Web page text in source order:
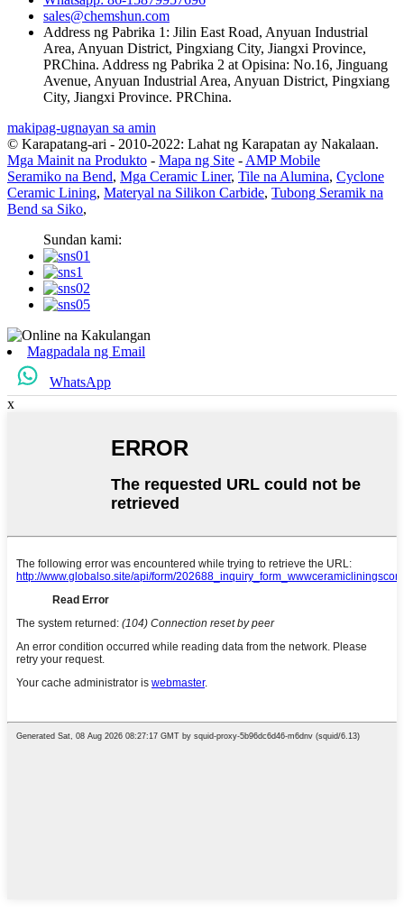
sales@chemshun.com
Address ng Pabrika 1: Jilin East Road, Anyuan Industrial
Area, Anyuan District, Pingxiang City, Jiangxi Province,
PRChina. Address ng Pabrika 2 at Opisina: No.16, Jinguang
Avenue, Anyuan Industrial Area, Anyuan District, Pingxiang
City, Jiangxi Province. PRChina.
makipag-ugnayan sa amin
© Karapatang-ari - 2010-2022: Lahat ng Karapatan ay Nakalaan.
Mga Mainit na Produkto - Mapa ng Site - AMP Mobile
Seramiko na Bend, Mga Ceramic Liner, Tile na Alumina, Cyclone
Ceramic Lining, Materyal na Silikon Carbide, Tubong Seramik na
Bend sa Siko,
Sundan kami:
Magpadala ng Email
WhatsApp
x